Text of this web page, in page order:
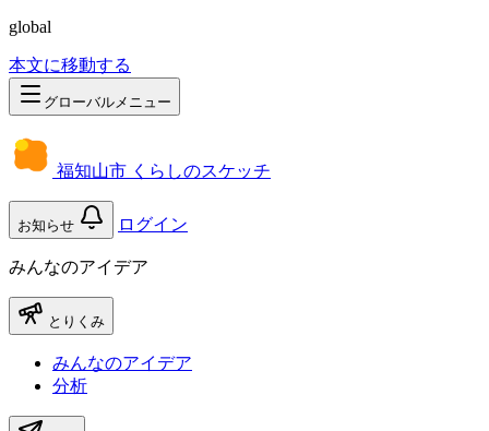
global
本文に移動する
グローバルメニュー
福知山市 くらしのスケッチ
お知らせ ログイン
みんなのアイデア
とりくみ
みんなのアイデア
分析